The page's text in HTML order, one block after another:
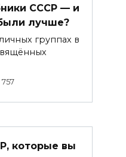
СССР — и
лучше?
группах в
757
которые вы